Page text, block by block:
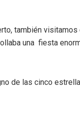
también visitamos
una fiesta
de las cinco